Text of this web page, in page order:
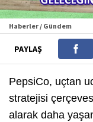
Haberler / Gündem
PAYLAŞ
PepsiCo, uçtan
stratejisi
alarak daha